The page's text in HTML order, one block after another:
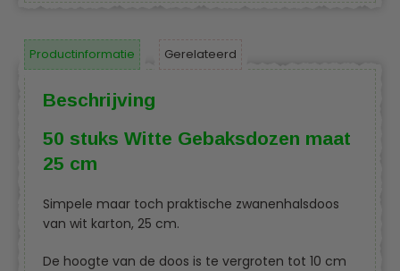
Productinformatie Gerelateerd
Beschrijving
50 stuks Witte Gebaksdozen maat
25 cm
Simpele maar toch praktische zwanenhalsdoos
van wit karton, 25 cm.
De hoogte van de doos is te vergroten tot 10 cm